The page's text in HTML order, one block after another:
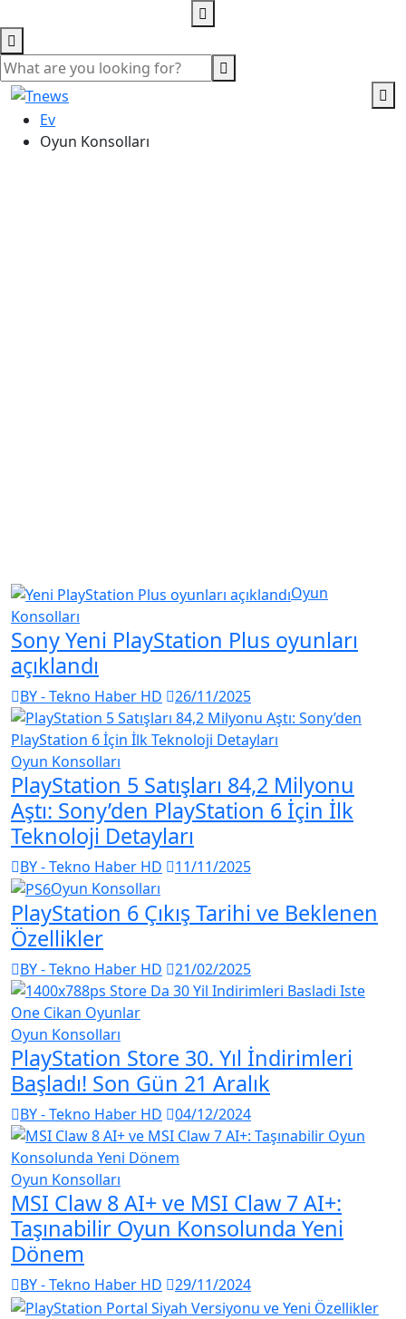
Ev
Oyun Konsolları
Oyun
Konsolları
Sony Yeni PlayStation Plus oyunları
açıklandı
BY - Tekno Haber HD 26/11/2025
Oyun Konsolları
PlayStation 5 Satışları 84,2 Milyonu
Aştı: Sony’den PlayStation 6 İçin İlk
Teknoloji Detayları
BY - Tekno Haber HD
11/11/2025
Oyun Konsolları
PlayStation 6 Çıkış Tarihi ve Beklenen
Özellikler
BY - Tekno Haber HD 21/02/2025
Oyun Konsolları
PlayStation Store 30. Yıl İndirimleri
Başladı! Son Gün 21 Aralık
BY - Tekno Haber HD 04/12/2024
Oyun Konsolları
MSI Claw 8 AI+ ve MSI Claw 7 AI+:
Taşınabilir Oyun Konsolunda Yeni
Dönem
BY - Tekno Haber HD 29/11/2024